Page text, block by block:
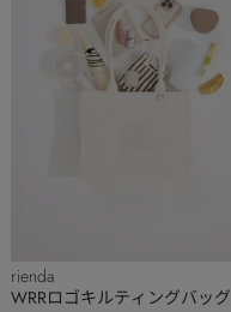
rienda
WRRロゴキルティングバッグ